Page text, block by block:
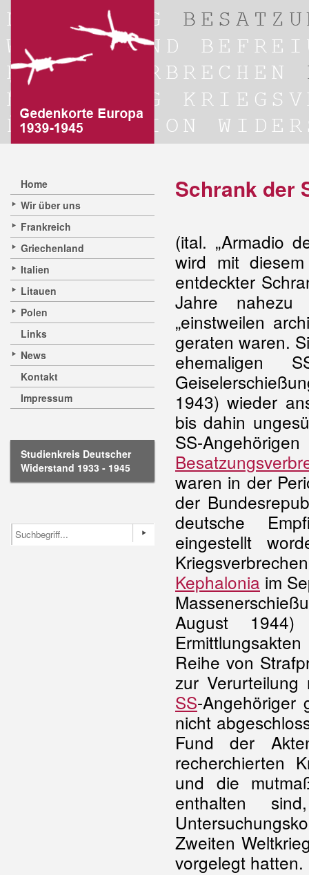
Home
Wir über uns
Frankreich
Griechenland
Italien
Litauen
Polen
Links
News
Kontakt
Impressum
Studienkreis Deutscher
Widerstand 1933 - 1945
Schrank der
(ital. „Armadio
wird mit
entdeckter
Jahre nahezu
„einstweilen
geraten waren.
ehemaligen
1943) wieder
bis dahin
SS-
waren in der
der
deutsche
eingestellt
Kephalonia im
August 1944)
Reihe von
zur
SS-Angehöriger
nicht
Fund der
recherchierten
und die
enthalten
Zweiten
vorgelegt hatten.